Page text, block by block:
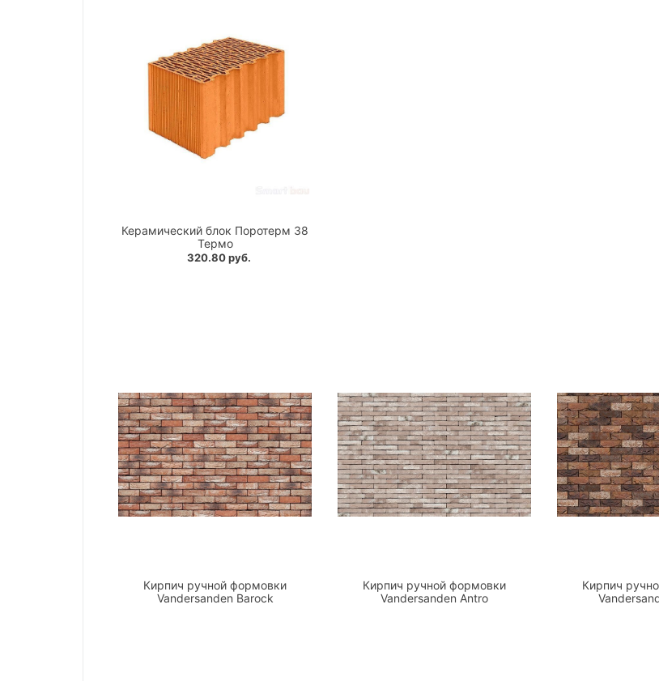
Керамический блок Поротерм 38
Термо
320.80 руб.
Кирпич ручной формовки
Vandersanden Barock
Кирпич ручной формовки
Vandersanden Antro
Кирпич